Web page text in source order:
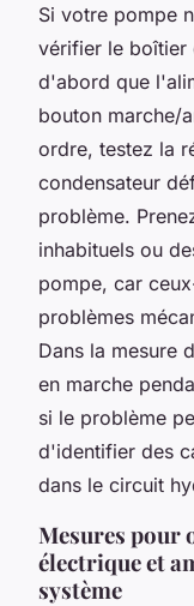
Si votre pompe
vérifier le boîtier
d'abord que
bouton marche/
ordre, testez la
condensateur
problème.
inhabituels ou
pompe, car
problèmes
Dans la mesure
en marche
si le problème
d'identifier des
dans le circuit
Mesures pour
électrique et
système